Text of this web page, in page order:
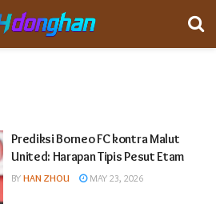
Prediksi Borneo FC kontra Malut
United: Harapan Tipis Pesut Etam
BY HAN ZHOU MAY 23, 2026